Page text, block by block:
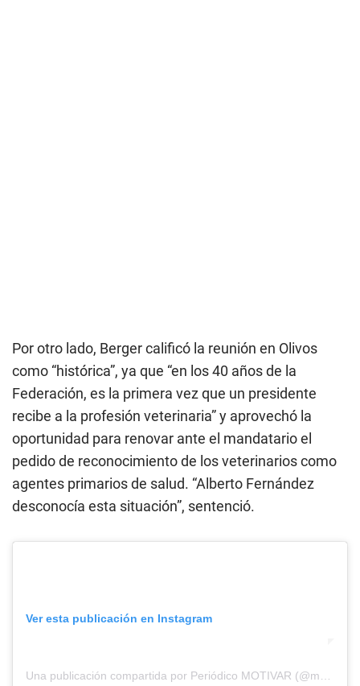
Por otro lado, Berger calificó la reunión en Olivos
como “histórica”, ya que “en los 40 años de la
Federación, es la primera vez que un presidente
recibe a la profesión veterinaria” y aprovechó la
oportunidad para renovar ante el mandatario el
pedido de reconocimiento de los veterinarios como
agentes primarios de salud. “Alberto Fernández
desconocía esta situación”, sentenció.
Ver esta publicación en Instagram